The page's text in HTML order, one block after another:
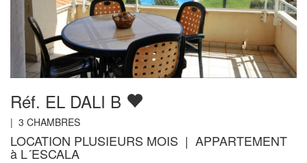
Réf. EL DALI B
| 3 CHAMBRES
LOCATION PLUSIEURS MOIS | APPARTEMENT
à L´ESCALA